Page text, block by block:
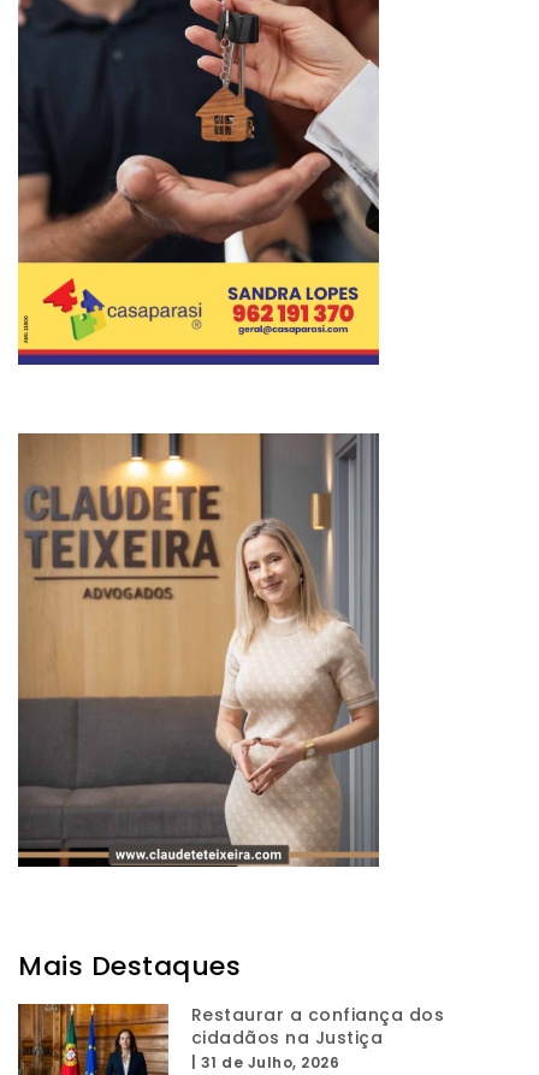
Mais Destaques
Restaurar a confiança dos
cidadãos na Justiça
31 de Julho, 2026